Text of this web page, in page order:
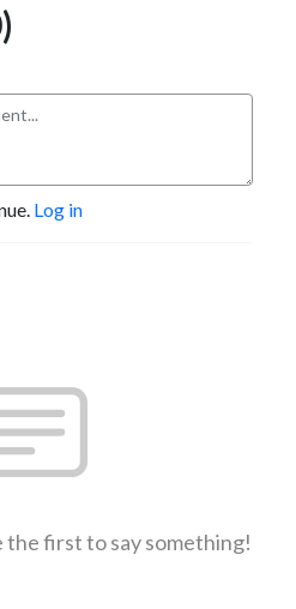
Log in
the first to say something!